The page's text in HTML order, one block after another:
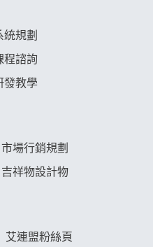
統規劃
程諮詢
發教學
市場行銷規劃
吉祥物設計物
艾連盟粉絲頁